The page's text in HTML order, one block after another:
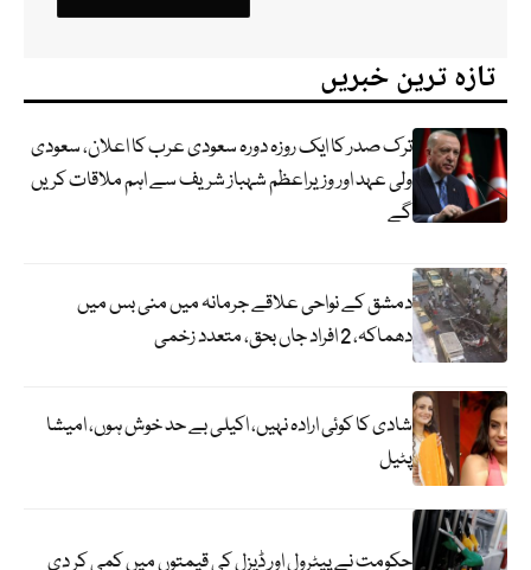
تازہ ترین خبریں
ترک صدر کا ایک روزہ دورہ سعودی عرب کا اعلان، سعودی
ولی عہد اور وزیراعظم شہباز شریف سے اہم ملاقات کریں
گے
دمشق کے نواحی علاقے جرمانہ میں منی بس میں
دھماکہ، 2 افراد جاں بحق، متعدد زخمی
شادی کا کوئی ارادہ نہیں، اکیلی بے حد خوش ہوں، امیشا
پٹیل
حکومت نے پیٹرول اور ڈیزل کی قیمتوں میں کمی کر دی